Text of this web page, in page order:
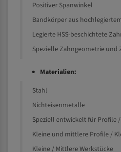
Positiver Spanwinkel
Bandkörper aus
Legierte HSS-beschichtete
Spezielle Zahngeometrie und
Materialien:
Stahl
Nichteisenmetalle
Speziell entwickelt für Profile
Kleine und mittlere Profile /
Kleine / Mittlere Werkstücke